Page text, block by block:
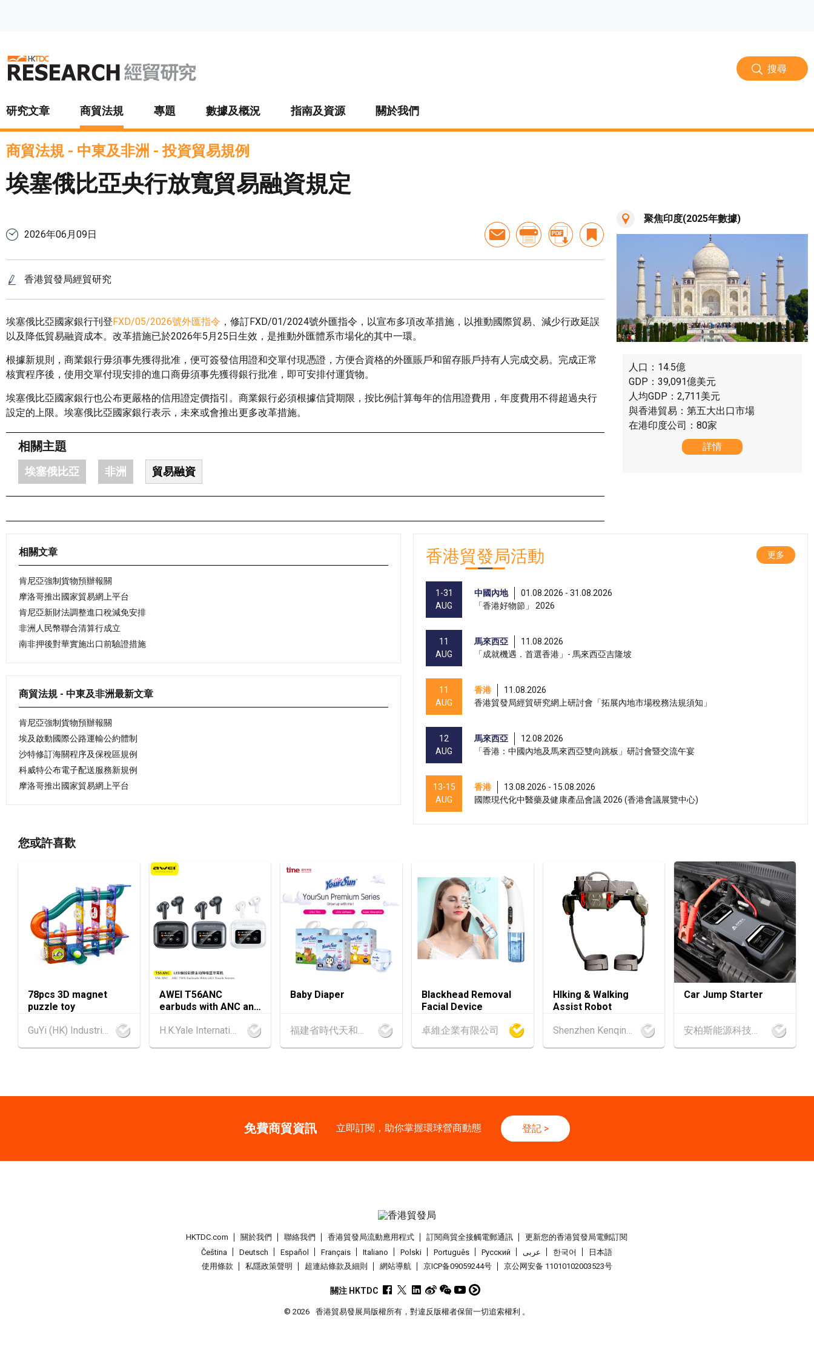
搜尋
研究文章 商貿法規 專題 數據及概況 指南及資源 關於我們
商貿法規 - 中東及非洲 -投資貿易規例
埃塞俄比亞央行放寬貿易融資規定
2026年06月09日
香港貿發局經貿研究
埃塞俄比亞國家銀行刊登FXD/05/2026號外匯指令 ，修訂FXD/01/2024號外匯指令，以宣布多項改革措施，以推動國際貿易、減少行政延誤
以及降低貿易融資成本。改革措施已於2026年5月25日生效，是推動外匯體系市場化的其中一環。
根據新規則，商業銀行毋須事先獲得批准，便可簽發信用證和交單付現憑證，方便合資格的外匯賬戶和留存賬戶持有人完成交易。完成正常
核實程序後，使用交單付現安排的進口商毋須事先獲得銀行批准，即可安排付運貨物。
埃塞俄比亞國家銀行也公布更嚴格的信用證定價指引。商業銀行必須根據信貸期限，按比例計算每年的信用證費用，年度費用不得超過央行
設定的上限。埃塞俄比亞國家銀行表示，未來或會推出更多改革措施。
相關主題
埃塞俄比亞 非洲 貿易融資
聚焦印度(2025年數據)
人口：14.5億
GDP：39,091億美元
人均GDP：2,711美元
與香港貿易：第五大出口市場
在港印度公司：80家
詳情
相關文章
肯尼亞強制貨物預辦報關
摩洛哥推出國家貿易網上平台
肯尼亞新財法調整進口稅減免安排
非洲人民幣聯合清算行成立
南非押後對華實施出口前驗證措施
商貿法規 - 中東及非洲最新文章
肯尼亞強制貨物預辦報關
埃及啟動國際公路運輸公約體制
沙特修訂海關程序及保稅區規例
科威特公布電子配送服務新規例
摩洛哥推出國家貿易網上平台
香港貿發局活動 更多
1-31
AUG
中國內地
01.08.2026 - 31.08.2026
「香港好物節」 2026
11
AUG
馬來西亞
11.08.2026
「成就機遇．首選香港」- 馬來西亞吉隆坡
11
AUG
香港
11.08.2026
香港貿發局經貿研究網上研討會「拓展內地市場稅務法規須知」
12
AUG
馬來西亞
12.08.2026
「香港：中國內地及馬來西亞雙向跳板」研討會暨交流午宴
13-15
AUG
香港
13.08.2026 - 15.08.2026
國際現代化中醫藥及健康產品會議 2026 (香港會議展覽中心)
13-17
AUG
香港
13.08.2026 - 17.08.2026
香港貿發局家電‧家居‧博覽 2026 (香港會議展覽中心)
13-15
AUG
香港
13.08.2026 - 15.08.2026
香港貿發局美食商貿博覽 2026 (香港會議展覽中心)
AUG
香港貿發局香港國際茶展 2026 (香港會議展覽中心)
13-17
香港
13.08.2026 - 17.08.2026
26
26.08.2026
「中小企資援組」網絡研討會系列︰AI「資」持・中小企出海攻略 -【一人公司×A
SEP
香港貿發局香港鐘表展 2026 (香港會議展覽中心)
SEP
香港國際時尚匯展 2026 (香港會議展覽中心)
您或許喜歡
78pcs 3D magnet
puzzle toy
GuYi (HK) Industrial Co.,Limited
AWEI T56ANC
earbuds with ANC and
H.K.Yale International Industry Co., Limited
Baby Diaper
福建省時代天和實業有限公司
Blackhead Removal
Facial Device
卓維企業有限公司
HIking & Walking
Assist Robot
Shenzhen Kenqing Technology Co., Ltd.
Car Jump Starter
安柏斯能源科技有限公司
免費商貿資訊 立即訂閱，助你掌握環球營商動態 登記>
HKTDC.com 關於我們 聯絡我們 香港貿發局流動應用程式 訂閱商貿全接觸電郵通訊
更新您的香港貿發局電郵訂閱
Čeština
Deutsch Español Français Italiano Polski Português Pусский عربى 한국어
日本語
使用條款
私隱政策聲明 超連結條款及細則 網站導航 京ICP备09059244号 京公网安备 11010102003523号
關注 HKTDC
© 2026 香港貿易發展局版權所有，對違反版權者保留一切追索權利 。